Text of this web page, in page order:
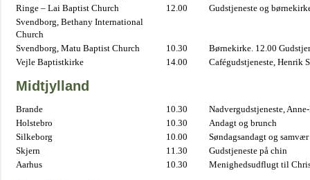
Ringe – Lai Baptist Church
12.00
Gudstjeneste og
Svendborg, Bethany International
Church
Svendborg, Matu Baptist Church
10.30
Børnekirke. 12.00
Vejle Baptistkirke
14.00 Cafégudstjeneste, Henrik
Midtjylland
Brande 10.30
Nadvergudstjeneste,
Holstebro
10.30
Andagt og brunch
Silkeborg
10.00
Søndagsandagt og samvær
Skjern
11.30
Gudstjeneste på chin
Aarhus
10.30 Menighedsudflugt til